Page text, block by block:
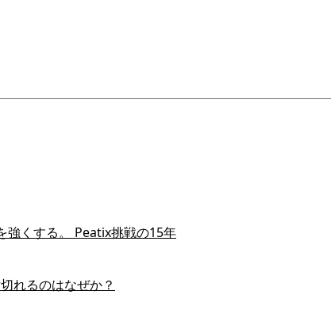
強くする。 Peatix挑戦の15年
れるのはなぜか？